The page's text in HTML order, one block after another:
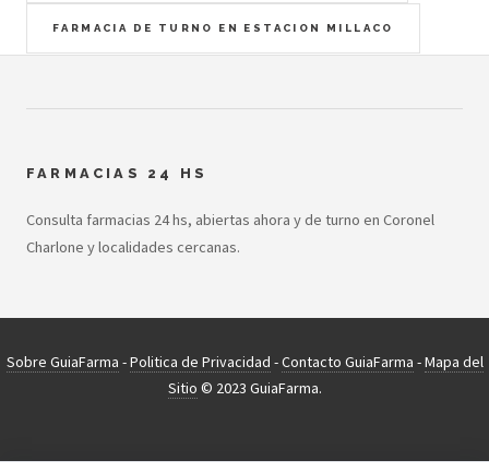
FARMACIA DE TURNO EN ESTACION MILLACO
FARMACIAS 24 HS
Consulta farmacias 24 hs, abiertas ahora y de turno en Coronel
Charlone y localidades cercanas.
Sobre GuiaFarma -Politica de Privacidad -Contacto GuiaFarma -Mapa del
Sitio © 2023 GuiaFarma.